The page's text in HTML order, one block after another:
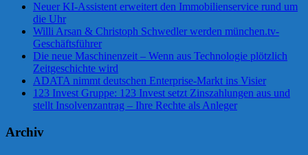
Neuer KI-Assistent erweitert den Immobilienservice rund um
die Uhr
Willi Arsan & Christoph Schwedler werden münchen.tv-
Geschäftsführer
Die neue Maschinenzeit – Wenn aus Technologie plötzlich
Zeitgeschichte wird
ADATA nimmt deutschen Enterprise-Markt ins Visier
123 Invest Gruppe: 123 Invest setzt Zinszahlungen aus und
stellt Insolvenzantrag – Ihre Rechte als Anleger
Archiv